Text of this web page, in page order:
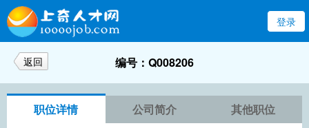
登录
返回 编号：Q008206
职位详情 公司简介
其他职位